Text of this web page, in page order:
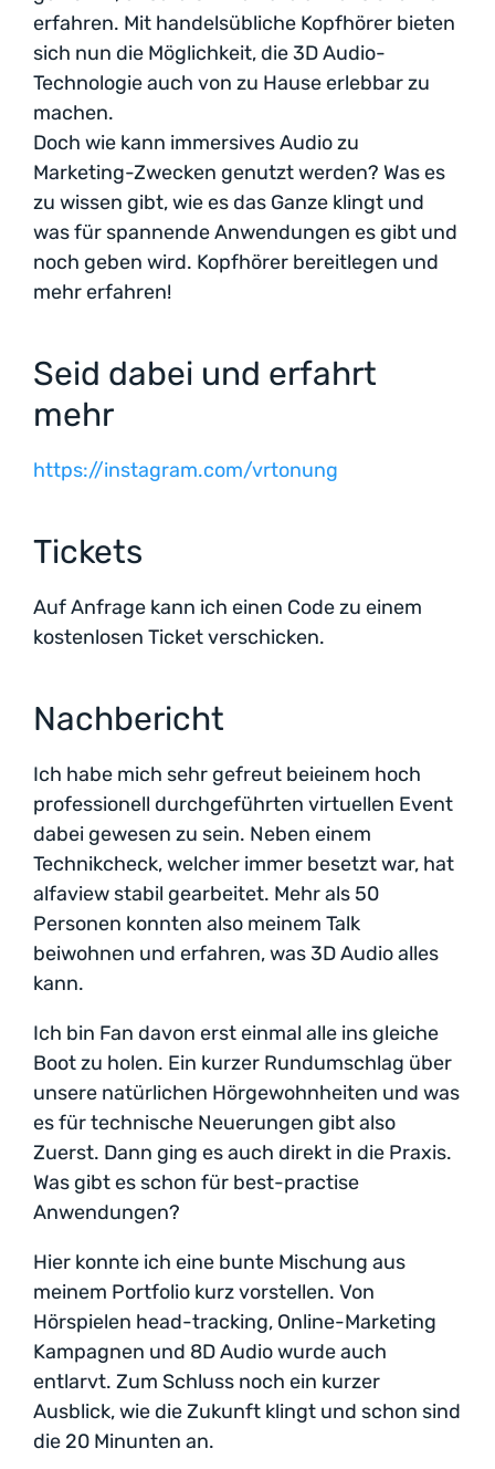
erfahren. Mit handelsübliche Kopfhörer bieten
sich nun die Möglichkeit, die 3D Audio-
Technologie auch von zu Hause erlebbar zu
machen.
Doch wie kann immersives Audio zu
Marketing-Zwecken genutzt werden? Was es
zu wissen gibt, wie es das Ganze klingt und
was für spannende Anwendungen es gibt und
noch geben wird. Kopfhörer bereitlegen und
mehr erfahren!
Seid dabei und erfahrt
mehr
https://instagram.com/vrtonung
Tickets
Auf Anfrage kann ich einen Code zu einem
kostenlosen Ticket verschicken.
Nachbericht
Ich habe mich sehr gefreut beieinem hoch
professionell durchgeführten virtuellen Event
dabei gewesen zu sein. Neben einem
Technikcheck, welcher immer besetzt war, hat
alfaview stabil gearbeitet. Mehr als 50
Personen konnten also meinem Talk
beiwohnen und erfahren, was 3D Audio alles
kann.
Ich bin Fan davon erst einmal alle ins gleiche
Boot zu holen. Ein kurzer Rundumschlag über
unsere natürlichen Hörgewohnheiten und was
es für technische Neuerungen gibt also
Zuerst. Dann ging es auch direkt in die Praxis.
Was gibt es schon für best-practise
Anwendungen?
Hier konnte ich eine bunte Mischung aus
meinem Portfolio kurz vorstellen. Von
Hörspielen head-tracking, Online-Marketing
Kampagnen und 8D Audio wurde auch
entlarvt. Zum Schluss noch ein kurzer
Ausblick, wie die Zukunft klingt und schon sind
die 20 Minunten an.